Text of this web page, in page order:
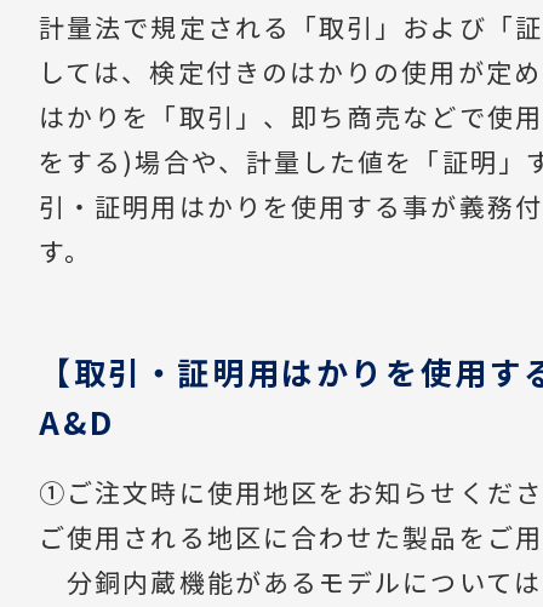
計量法で規定される「取引」および「
しては、検定付きのはかりの使用が定
はかりを「取引」、即ち商売などで使
をする)場合や、計量した値を「証明」
引・証明用はかりを使用する事が義務
す。
【取引・証明用はかりを使用
A&D
①ご注文時に使用地区をお知らせくだ
ご使用される地区に合わせた製品をご
分銅内蔵機能があるモデルについて